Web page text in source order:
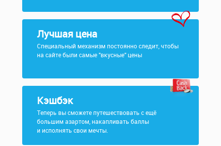
Лучшая цена
Специальный механизм постоянно следит, чтобы
на сайте были самые "вкусные" цены
Кэшбэк
Теперь вы сможете путешествовать с ещё
большим азартом, накапливать баллы
и исполнять свои мечты.